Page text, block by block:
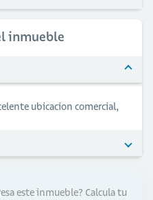
inmueble
ubicacion comercial,
este inmueble? Calcula tu